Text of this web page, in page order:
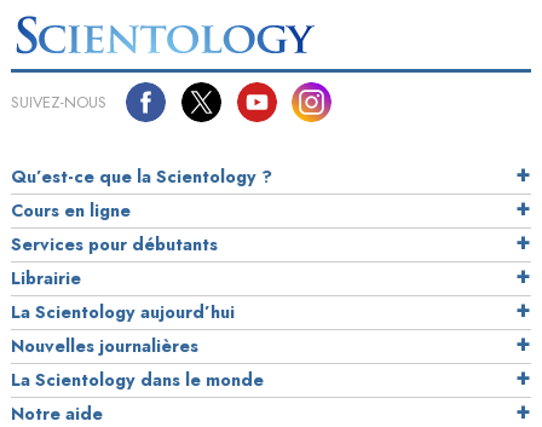
SUIVEZ-NOUS
Qu’est-ce que la Scientology ?
Cours en ligne
Services pour débutants
Librairie
La Scientology aujourd’hui
Nouvelles journalières
La Scientology dans le monde
Notre aide